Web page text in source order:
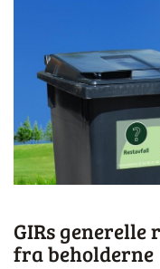
GIRs
fra beholderne